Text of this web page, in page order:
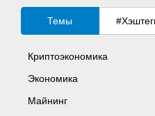
Темы
Криптоэкономика
Экономика
Майнинг